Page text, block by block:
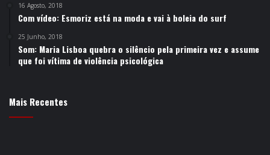
16 Agosto, 2018
Com vídeo: Esmoriz está na moda e vai à boleia do surf
25 Junho, 2018
Som: Maria Lisboa quebra o silêncio pela primeira vez e assume
que foi vítima de violência psicológica
Mais Recentes